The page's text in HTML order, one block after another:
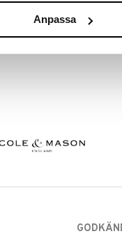
Anpassa